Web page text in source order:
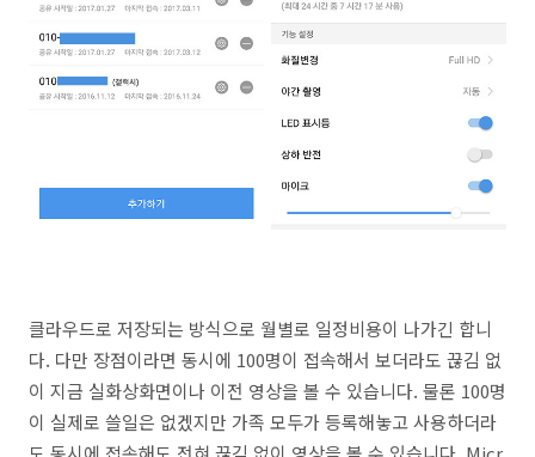
클라우드로 저장되는 방식으로 월별로 일정비용이 나가긴 합니
다. 다만 장점이라면 동시에 100명이 접속해서 보더라도 끊김 없
이 지금 실화상화면이나 이전 영상을 볼 수 있습니다. 물론 100명
이 실제로 쓸일은 없겠지만 가족 모두가 등록해놓고 사용하더라